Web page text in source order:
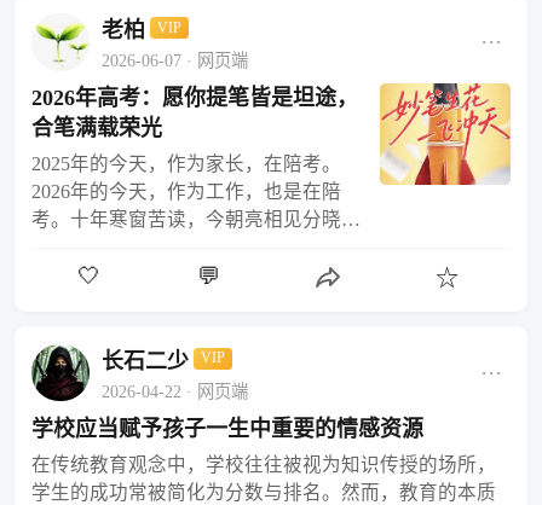
老柏 VIP
2026-06-07· 网页端
···
2026年高考：愿你提笔皆是坦途，
合笔满载荣光
2025年的今天，作为家长，在陪考。
2026年的今天，作为工作，也是在陪
考。十年寒窗苦读，今朝亮相见分晓。
能坚持到现在的你，本身就已经很厉
🤍 💬 ☆
长石二少 VIP
2026-04-22· 网页端
···
学校应当赋予孩子一生中重要的情感资源
在传统教育观念中，学校往往被视为知识传授的场所，
学生的成功常被简化为分数与排名。然而，教育的本质